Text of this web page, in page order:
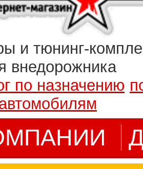
и тюнинг-
внедорожника
по назначению